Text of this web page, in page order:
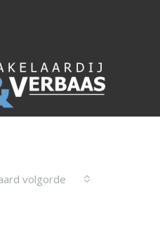
volgorde